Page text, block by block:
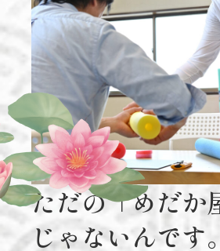
ただの「めだか
じゃないんです。